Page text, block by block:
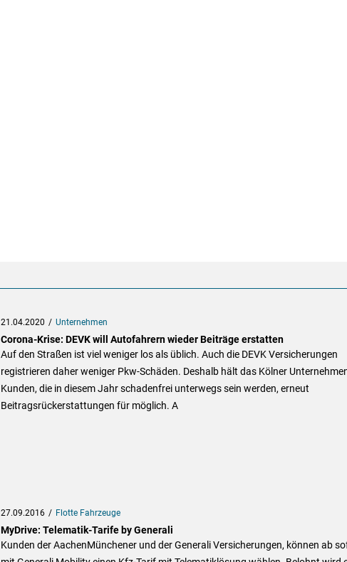
21.04.2020 Unternehmen
Corona-Krise: DEVK will Autofahrern wieder Beiträge erstatten
Auf den Straßen ist viel weniger los als üblich. Auch die DEVK Versicherungen
registrieren daher weniger Pkw-Schäden. Deshalb hält das Kölner
Kunden, die in diesem Jahr schadenfrei unterwegs sein werden, erneut
Beitragsrückerstattungen für möglich. A
27.09.2016 Flotte Fahrzeuge
MyDrive: Telematik-Tarife by Generali
Kunden der AachenMünchener und der Generali Versicherungen, können ab